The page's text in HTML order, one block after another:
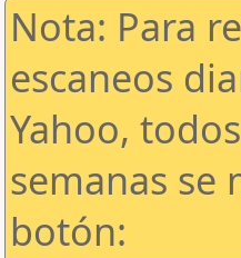
Nota: Para
escaneos
Yahoo,
semanas se
botón: